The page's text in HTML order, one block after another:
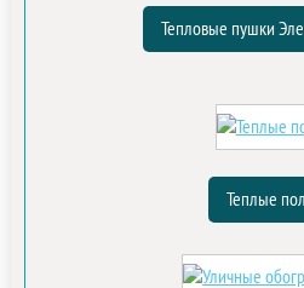
Тепловые пушки
Теплые